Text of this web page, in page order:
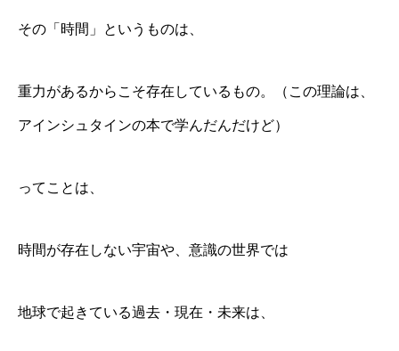
その「時間」というものは、
重力があるからこそ存在しているもの。（この理論は、
アインシュタインの本で学んだんだけど）
ってことは、
時間が存在しない宇宙や、意識の世界では
地球で起きている過去・現在・未来は、